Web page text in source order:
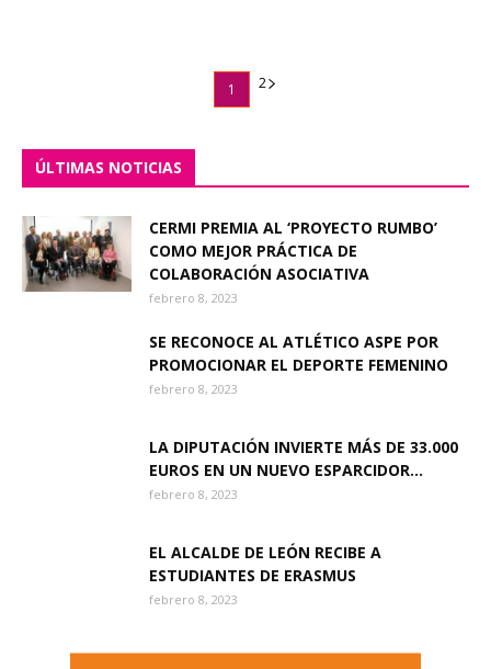
1 2
ÚLTIMAS NOTICIAS
CERMI PREMIA AL ‘PROYECTO RUMBO’
COMO MEJOR PRÁCTICA DE
COLABORACIÓN ASOCIATIVA
febrero 8, 2023
SE RECONOCE AL ATLÉTICO ASPE POR
PROMOCIONAR EL DEPORTE FEMENINO
febrero 8, 2023
LA DIPUTACIÓN INVIERTE MÁS DE 33.000
EUROS EN UN NUEVO ESPARCIDOR...
febrero 8, 2023
EL ALCALDE DE LEÓN RECIBE A
ESTUDIANTES DE ERASMUS
febrero 8, 2023